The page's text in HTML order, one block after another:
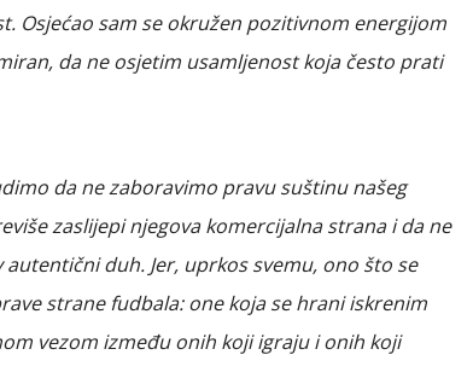
Osjećao sam se okružen pozitivnom energijom
da ne osjetim usamljenost koja često prati
da ne zaboravimo pravu suštinu našeg
zaslijepi njegova komercijalna strana i da ne
duh. Jer, uprkos svemu, ono što se
strane fudbala: one koja se hrani iskrenim
vezom između onih koji igraju i onih koji